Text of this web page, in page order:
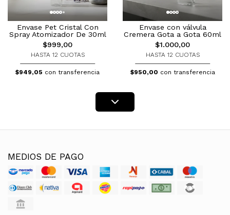
Envase Pet Cristal Con
Spray Atomizador De 30ml
$999,00
HASTA 12 CUOTAS
$949,05 con transferencia
Envase con válvula
Cremera Gota a Gota 60ml
$1.000,00
HASTA 12 CUOTAS
$950,00 con transferencia
MEDIOS DE PAGO